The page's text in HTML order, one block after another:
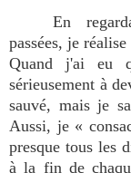
En
passées, je
Quand j'ai eu
sérieusement à
sauvé, mais je
Aussi, je «
presque tous les
à la fin de